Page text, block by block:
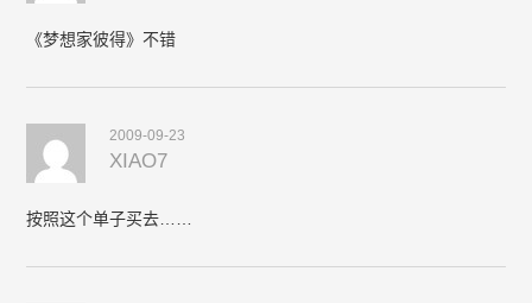
《梦想家彼得》不错
2009-09-23
XIAO7
按照这个单子买去……